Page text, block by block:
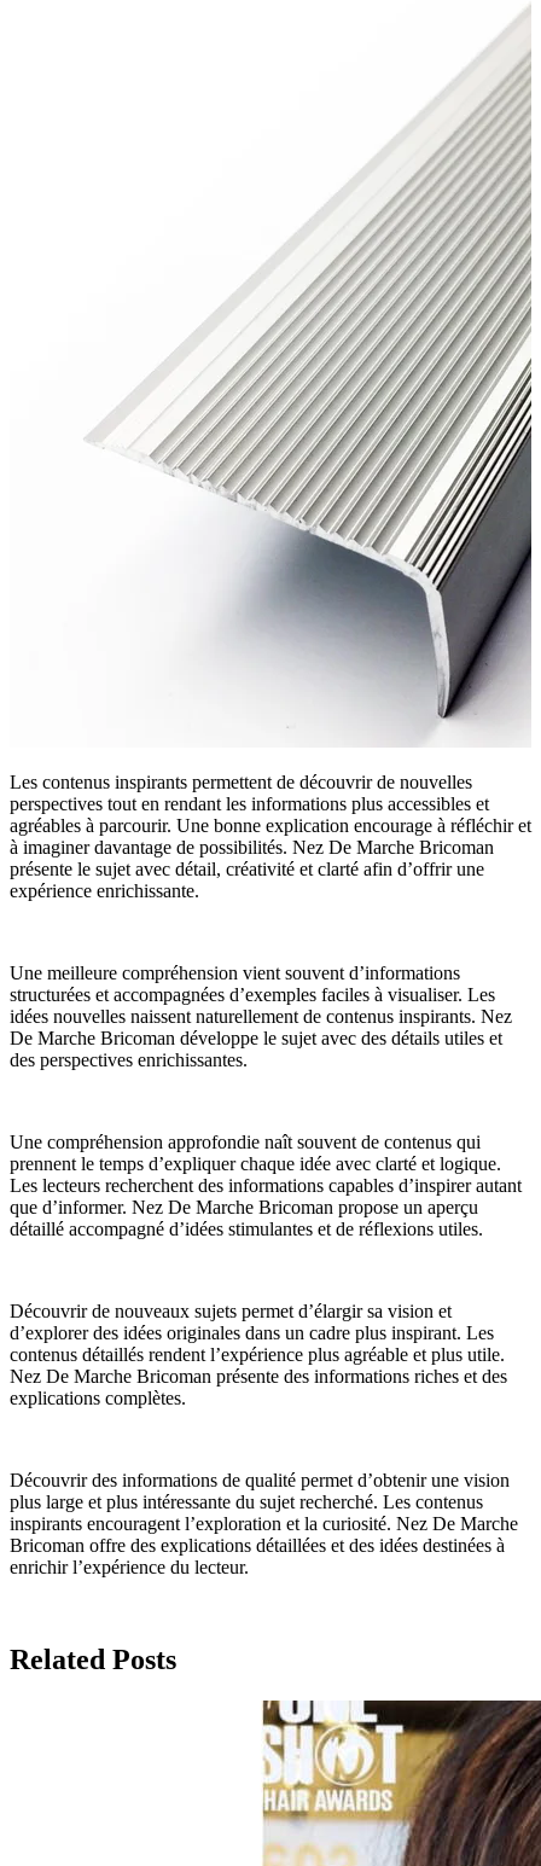
Les contenus inspirants permettent de découvrir de nouvelles
perspectives tout en rendant les informations plus accessibles et
agréables à parcourir. Une bonne explication encourage à réfléchir et
à imaginer davantage de possibilités. Nez De Marche Bricoman
présente le sujet avec détail, créativité et clarté afin d’offrir une
expérience enrichissante.
Une meilleure compréhension vient souvent d’informations
structurées et accompagnées d’exemples faciles à visualiser. Les
idées nouvelles naissent naturellement de contenus inspirants. Nez
De Marche Bricoman développe le sujet avec des détails utiles et
des perspectives enrichissantes.
Une compréhension approfondie naît souvent de contenus qui
prennent le temps d’expliquer chaque idée avec clarté et logique.
Les lecteurs recherchent des informations capables d’inspirer autant
que d’informer. Nez De Marche Bricoman propose un aperçu
détaillé accompagné d’idées stimulantes et de réflexions utiles.
Découvrir de nouveaux sujets permet d’élargir sa vision et
d’explorer des idées originales dans un cadre plus inspirant. Les
contenus détaillés rendent l’expérience plus agréable et plus utile.
Nez De Marche Bricoman présente des informations riches et des
explications complètes.
Découvrir des informations de qualité permet d’obtenir une vision
plus large et plus intéressante du sujet recherché. Les contenus
inspirants encouragent l’exploration et la curiosité. Nez De Marche
Bricoman offre des explications détaillées et des idées destinées à
enrichir l’expérience du lecteur.
Related Posts